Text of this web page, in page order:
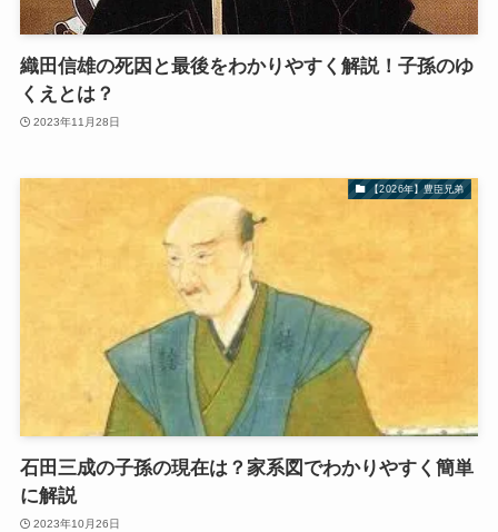
織田信雄の死因と最後をわかりやすく解説！子孫のゆ
くえとは？
2023年11月28日
【2026年】豊臣兄弟
石田三成の子孫の現在は？家系図でわかりやすく簡単
に解説
2023年10月26日